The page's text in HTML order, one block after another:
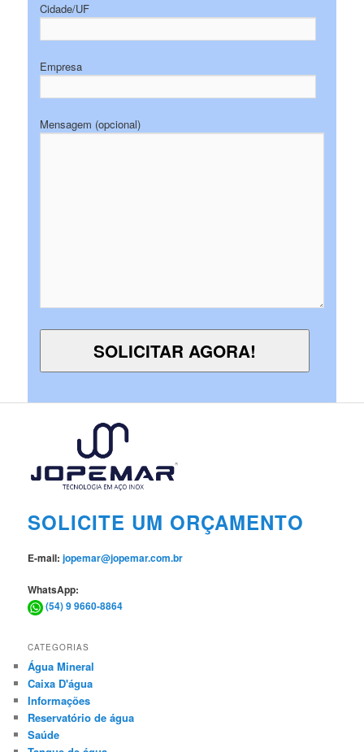
Cidade/UF
Empresa
Mensagem (opcional)
SOLICITE UM ORÇAMENTO
E-mail:jopemar@jopemar.com.br
WhatsApp:
(54) 9 9660-8864
CATEGORIAS
Água Mineral
Caixa D'água
Informações
Reservatório de água
Saúde